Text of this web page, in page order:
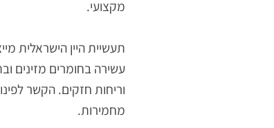
מפעלי עיבוד פירות וירקות,
מייצרים כמויות גדולות של
מקצועי.
תעשיית היין הישראלית